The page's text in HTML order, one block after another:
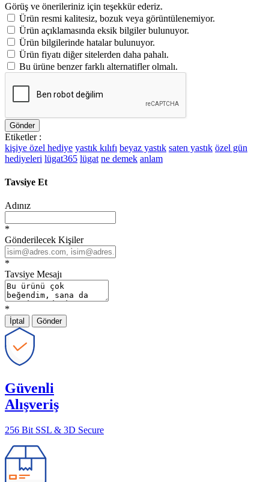
Görüş ve önerileriniz için teşekkür ederiz.
Ürün resmi kalitesiz, bozuk veya görüntülenemiyor.
Ürün açıklamasında eksik bilgiler bulunuyor.
Ürün bilgilerinde hatalar bulunuyor.
Ürün fiyatı diğer sitelerden daha pahalı.
Bu ürüne benzer farklı alternatifler olmalı.
Gönder
Etiketler :
kişiye özel hediye yastık kılıfı beyaz yastık saten yastık özel gün
hediyeleri lügat365 lügat ne demek anlam
Tavsiye Et
Adınız
*
Gönderilecek Kişiler
*
Tavsiye Mesajı
*
İptal Gönder
Güvenli
Alışveriş
256 Bit SSL & 3D Secure